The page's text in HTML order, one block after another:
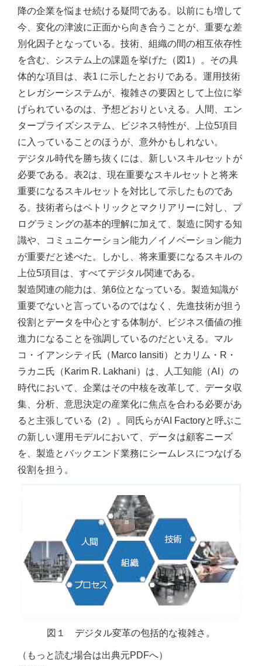
降の企業を悩ませ続ける疑問である。以前にも増して
今、変化の津波に正面から向き合うことが、重要な差
別化因子となっている。技術、組織の間の相互依存性
を含む、システム上の課題を挙げた（図1）。その具
体的な項目は、表1 に示したとおりである。運用技術
とレガシーシステムが、複雑さの要因として上位に挙
げられているのは、予想どおりといえる。人間、エン
タープライズシステム、ビジネス特性が、上位5項目
に入っていることのほうが、意外かもしれない。
デジタル時代を勝ち抜くには、新しいスキルセットが
必要である。表2は、現在重要なスキルセットと将来
重要になるスキルセットを対比して示したものであ
る。技術者らはペトリックとマクリアリーに対し、プ
ログラミングの基本的理解に加えて、製造に関する知
識や、コミュニケーション能力／イノベーション能力
が重要だと述べた。しかし、将来重要になるスキルの
上位5項目は、すべてデジタル関連である。
製造関連の能力は、第6位となっている。製造知識が
重要でないと言っているのではなく、先進技術が担う
役割とデータを中心とする体制が、ビジネス価値の推
進力になることを強調しているのだといえる。マル
コ・イアンシティ氏（Marco Iansiti）とカリム・R・
ラカニ氏（Karim R. Lakhani）は、人工知能（AI）の
時代において、企業はその中核を改革して、データ収
集、分析、意思決定の産業化に焦点を合わる必要があ
ると主張している（2）。同氏らがAI Factoryと呼ぶこ
の新しい運用モデルにおいて、データは顧客ニーズ
を、製造とバックエンド業務にシームレスにつなげる
役割を担う。
図１ デジタル変革の包括的な複雑さ。
（もっと読む場合は出典元PDFへ）